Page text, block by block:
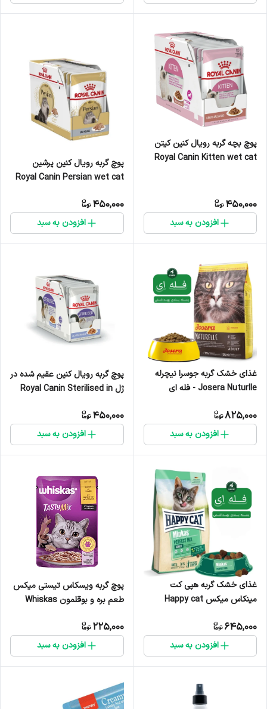
پوچ بچه گربه رویال کنین کیتن
Royal Canin Kitten wet cat
450,000
افزودن به سبد
پوچ گربه رویال کنین پرشین
Royal Canin Persian wet cat
450,000
افزودن به سبد
غذای خشک گربه جوسرا نیچرله
Josera Nuturlle - فله ای
825,000
افزودن به سبد
پوچ گربه رویال کنین عقیم شده در
ژل Royal Canin Sterilised in
450,000
افزودن به سبد
غذای خشک گربه هپی کت
مینکاس میکس Happy cat
645,000
افزودن به سبد
پوچ گربه ویسکاس تیستی میکس
طعم بره و بوقلمون Whiskas
Flavor وزن 85 گرم
225,000
افزودن به سبد